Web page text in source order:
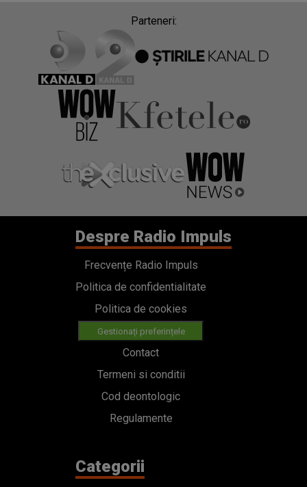
Parteneri:
Despre Radio Impuls
Frecvențe Radio Impuls
Politica de confidentialitate
Politica de cookies
Gestionați preferințele
Contact
Termeni si conditii
Cod deontologic
Regulamente
Categorii